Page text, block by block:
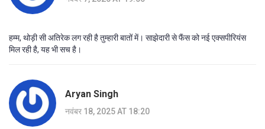
हम्म, थोड़ी सी अतिरेक लग रही है तुम्हारी बातों में। साझेदारी से फैंस को नई एक्सपीरियंस
मिल रही है, यह भी सच है।
Aryan Singh
नवंबर 18, 2025 AT 18:20